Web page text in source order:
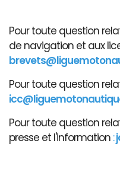
Pour toute question
de navigation et aux
Pour toute question
Pour toute question
presse et l'information :